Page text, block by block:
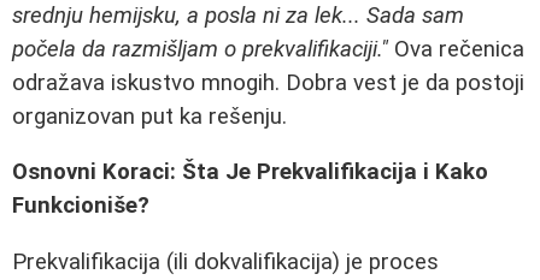
srednju hemijsku, a posla ni za lek... Sada sam
počela da razmišljam o prekvalifikaciji." Ova rečenica
odražava iskustvo mnogih. Dobra vest je da postoji
organizovan put ka rešenju.
Osnovni Koraci: Šta Je Prekvalifikacija i Kako
Funkcioniše?
Prekvalifikacija (ili dokvalifikacija) je proces